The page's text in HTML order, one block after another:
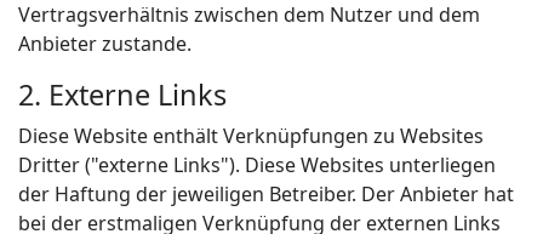
Vertragsverhältnis zwischen dem Nutzer und dem
Anbieter zustande.
2. Externe Links
Diese Website enthält Verknüpfungen zu Websites
Dritter ("externe Links"). Diese Websites unterliegen
der Haftung der jeweiligen Betreiber. Der Anbieter hat
bei der erstmaligen Verknüpfung der externen Links